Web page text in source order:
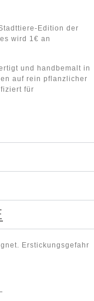
Edition der
wird 1€ an
und handbemalt in
auf rein pflanzlicher
für
Erstickungsgefahr